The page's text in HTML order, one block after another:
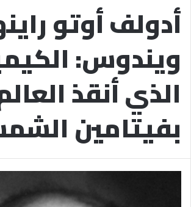
أدولف أوتو
ويندوس:
الذي أنقذ
بفيتامين